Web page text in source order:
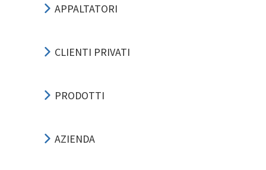
APPALTATORI
CLIENTI PRIVATI
PRODOTTI
AZIENDA